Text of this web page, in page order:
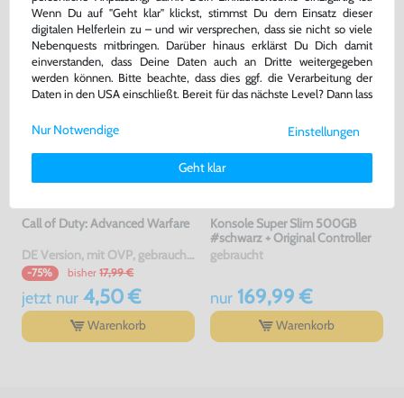
Call of Duty: Advanced Warfare
DE Version, mit OVP, gebraucht, USK18
-75% bisher 17,99 €
jetzt nur4,50 €
Warenkorb
Konsole Super Slim 500GB
#schwarz + Original Controller
gebraucht
nur169,99 €
Warenkorb
Wenn Du auf "Geht klar" klickst, stimmst Du dem Einsatz dieser
digitalen Helferlein zu – und wir versprechen, dass sie nicht so viele
Nebenquests mitbringen. Darüber hinaus erklärst Du Dich damit
einverstanden, dass Deine Daten auch an Dritte weitergegeben
werden können. Bitte beachte, dass dies ggf. die Verarbeitung der
Daten in den USA einschließt. Bereit für das nächste Level? Dann lass
Weitere Informationen zu den von uns verwendeten Cookies und
Deinen Rechten als Nutzer findest Du in unsererDaten­schutz­
Impressum.
Einstellungen
Geht klar
Nur Notwendige